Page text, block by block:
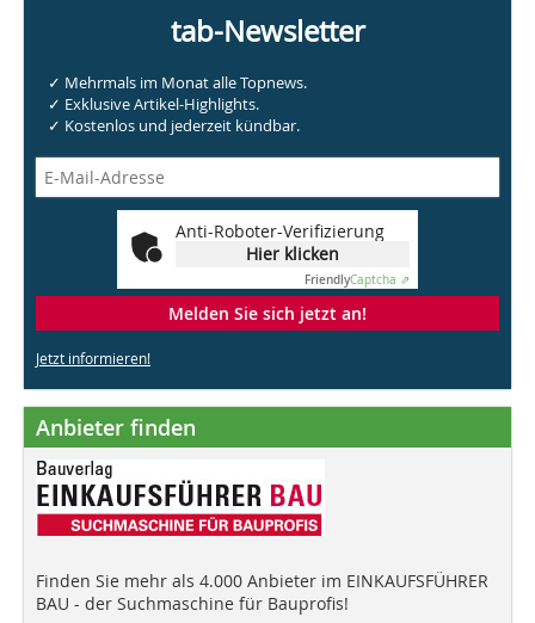
tab-Newsletter
✓ Mehrmals im Monat alle Topnews.
✓ Exklusive Artikel-Highlights.
✓ Kostenlos und jederzeit kündbar.
Anti-Roboter-Verifizierung
Hier klicken
FriendlyCaptcha ⇗
Melden Sie sich jetzt an!
Jetzt informieren!
Anbieter finden
Finden Sie mehr als 4.000 Anbieter im EINKAUFSFÜHRER
BAU - der Suchmaschine für Bauprofis!